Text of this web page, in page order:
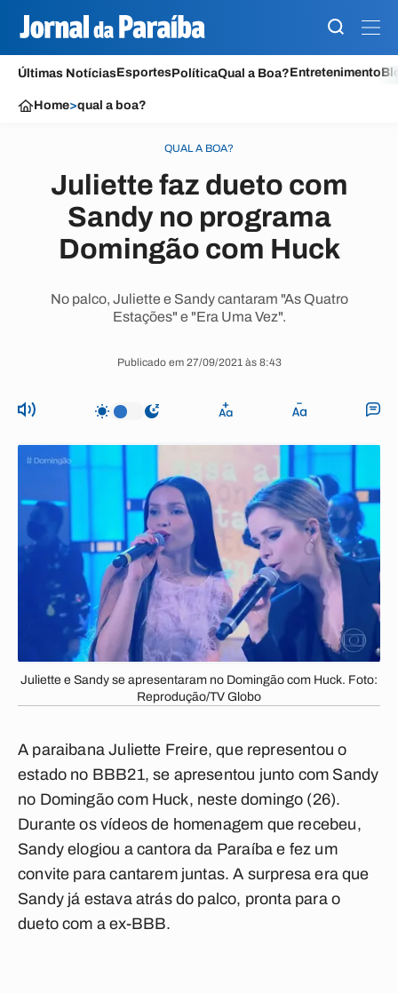
Últimas NotíciasEsportesPolíticaQual a Boa?Entretenimento
Home>qual a boa?
QUAL A BOA?
Juliette faz dueto com
Sandy no programa
Domingão com Huck
No palco, Juliette e Sandy cantaram "As Quatro
Estações" e "Era Uma Vez".
Publicado em 27/09/2021 às 8:43
Juliette e Sandy se apresentaram no Domingão com Huck. Foto:
Reprodução/TV Globo
A paraibana Juliette Freire, que representou o
estado no BBB21, se apresentou junto com Sandy
no Domingão com Huck, neste domingo (26).
Durante os vídeos de homenagem que recebeu,
Sandy elogiou a cantora da Paraíba e fez um
convite para cantarem juntas. A surpresa era que
Sandy já estava atrás do palco, pronta para o
dueto com a ex-BBB.